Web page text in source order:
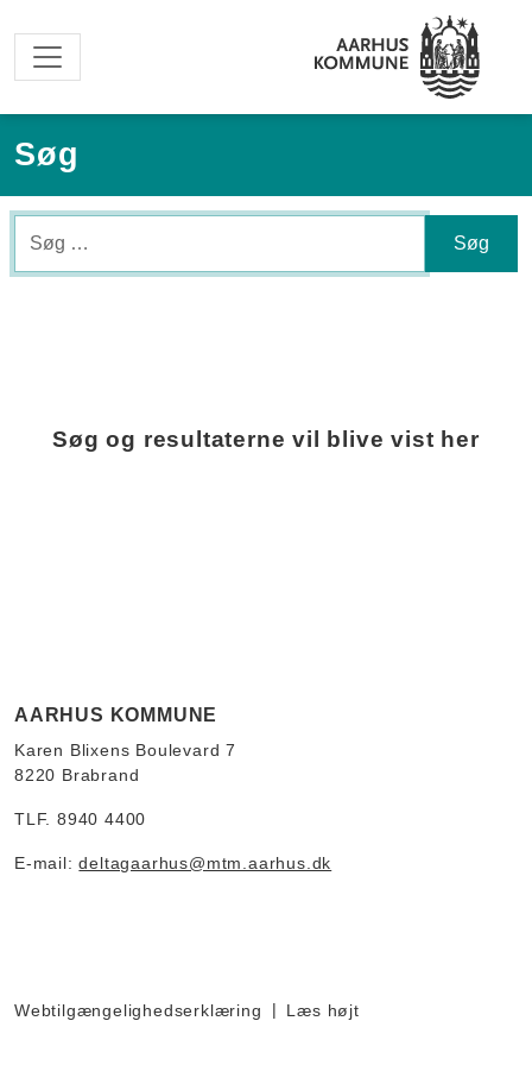
Søg
Søg og resultaterne vil blive vist her
AARHUS KOMMUNE
Karen Blixens Boulevard 7
8220 Brabrand
TLF. 8940 4400
E-mail:deltagaarhus@mtm.aarhus.dk
Webtilgængelighedserklæring Læs højt